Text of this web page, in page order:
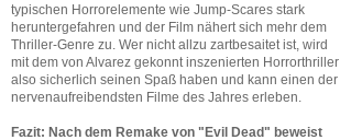
typischen Horrorelemente wie Jump-Scares stark
heruntergefahren und der Film nähert sich mehr dem
Thriller-Genre zu. Wer nicht allzu zartbesaitet ist, wird
mit dem von Alvarez gekonnt inszenierten Horrorthriller
also sicherlich seinen Spaß haben und kann einen der
nervenaufreibendsten Filme des Jahres erleben.
Fazit: Nach dem Remake von "Evil Dead" beweist